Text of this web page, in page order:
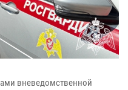
вневедомственной